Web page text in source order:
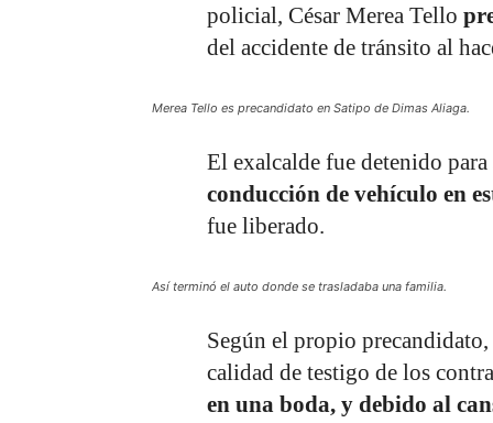
policial, César Merea Tello
del accidente de tránsito al
Merea Tello es precandidato en Satipo de Dimas Aliaga.
El exalcalde fue detenido
conducción de vehículo en
fue liberado.
Así terminó el auto donde se trasladaba una familia.
Según el propio
calidad de testigo de los
en una boda, y debido al